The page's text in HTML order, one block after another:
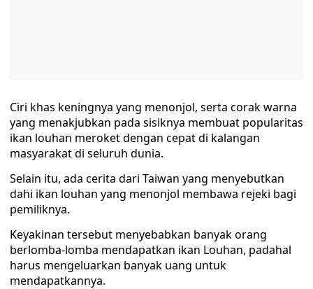
Ciri khas keningnya yang menonjol, serta corak warna
yang menakjubkan pada sisiknya membuat popularitas
ikan louhan meroket dengan cepat di kalangan
masyarakat di seluruh dunia.
Selain itu, ada cerita dari Taiwan yang menyebutkan
dahi ikan louhan yang menonjol membawa rejeki bagi
pemiliknya.
Keyakinan tersebut menyebabkan banyak orang
berlomba-lomba mendapatkan ikan Louhan, padahal
harus mengeluarkan banyak uang untuk
mendapatkannya.